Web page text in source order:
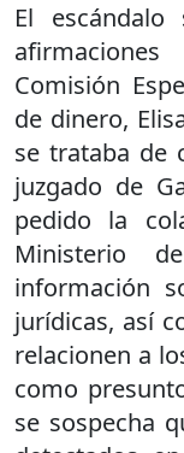
El
Comisión
de dinero,
se trataba de
juzgado de
pedido la
Ministerio
información
jurídicas, así
relacionen a
como
se sospecha